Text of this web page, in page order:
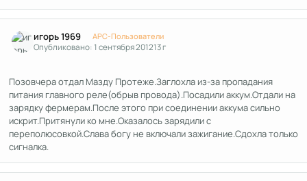
игорь 1969 APC-Пользователи
Опубликовано:1 сентября 201213 г
Позовчера отдал Мазду Протеже.Заглохла из-за пропадания
питания главного реле(обрыв провода).Посадили аккум.Отдали на
зарядку фермерам.После этого при соединении аккума сильно
искрит.Притянули ко мне.Оказалось зарядили с
переполюсовкой.Слава богу не включали зажигание.Сдохла только
сигналка.